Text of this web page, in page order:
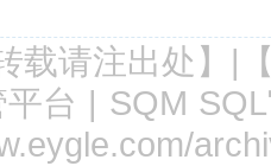
载请注出处 】|
台 | SQM